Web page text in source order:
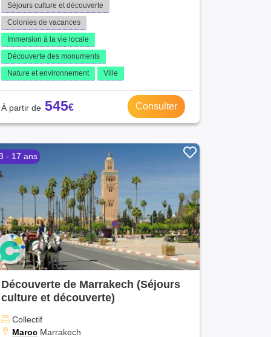
Séjours culture et découverte
Colonies de vacances
Immersion à la vie locale
Découverte des monuments
Nature et environnement
Ville
545 Consulter
- 17 ans
Découverte de Marrakech (Séjours
culture et découverte)
Collectif
Maroc Marrakech